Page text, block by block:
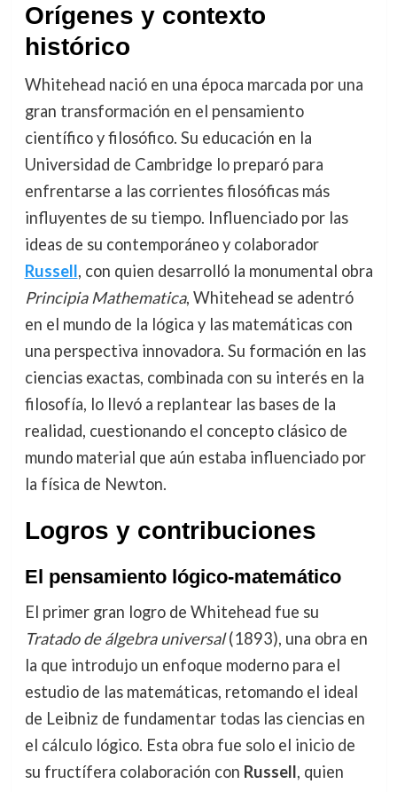
Orígenes y contexto
histórico
Whitehead nació en una época marcada por una
gran transformación en el pensamiento
científico y filosófico. Su educación en la
Universidad de Cambridge lo preparó para
enfrentarse a las corrientes filosóficas más
influyentes de su tiempo. Influenciado por las
ideas de su contemporáneo y colaborador
Russell, con quien desarrolló la monumental obra
Principia Mathematica, Whitehead se adentró
en el mundo de la lógica y las matemáticas con
una perspectiva innovadora. Su formación en las
ciencias exactas, combinada con su interés en la
filosofía, lo llevó a replantear las bases de la
realidad, cuestionando el concepto clásico de
mundo material que aún estaba influenciado por
la física de Newton.
Logros y contribuciones
El pensamiento lógico-matemático
El primer gran logro de Whitehead fue su
Tratado de álgebra universal(1893), una obra en
la que introdujo un enfoque moderno para el
estudio de las matemáticas, retomando el ideal
de Leibniz de fundamentar todas las ciencias en
el cálculo lógico. Esta obra fue solo el inicio de
su fructífera colaboración con Russell, quien